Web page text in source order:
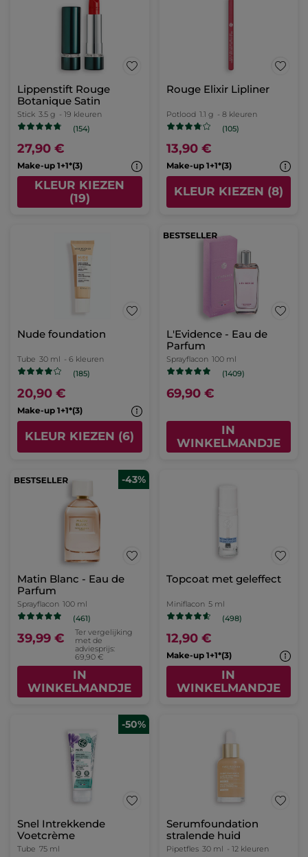
Lippenstift Rouge
Botanique Satin
Stick 3.5 g - 19 kleuren
(154)
27,90 €
Make-up 1+1*(3)
KLEUR KIEZEN
(19)
Rouge Elixir Lipliner
Potlood 1.1 g - 8 kleuren
(105)
13,90 €
Make-up 1+1*(3)
KLEUR KIEZEN (8)
Nude foundation
Tube 30 ml - 6 kleuren
(185)
20,90 €
Make-up 1+1*(3)
KLEUR KIEZEN (6)
L'Evidence - Eau de
Parfum
Sprayflacon 100 ml
(1409)
69,90 €
IN
WINKELMANDJE
-43%
Matin Blanc - Eau de
Parfum
Sprayflacon 100 ml
(461)
39,99 €
Ter vergelijking
met de
adviesprijs:
69,90 €
IN
WINKELMANDJE
Topcoat met geleffect
Miniflacon 5 ml
(498)
12,90 €
Make-up 1+1*(3)
IN
WINKELMANDJE
-50%
Snel Intrekkende
Voetcrème
Tube 75 ml
Serumfoundation
stralende huid
Pipetfles 30 ml - 12 kleuren